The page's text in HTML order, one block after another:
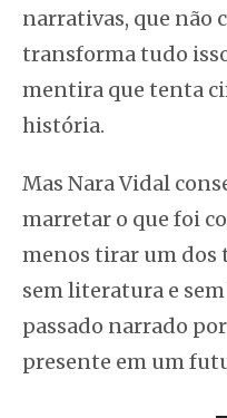
narrativas, que não
transforma tudo
mentira que tenta
história.
Mas Nara Vidal
marretar o que foi
menos tirar um dos
sem literatura e
passado narrado
presente em um